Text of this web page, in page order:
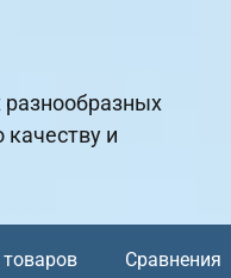
разнообразных
качеству и
товаров Сравнения